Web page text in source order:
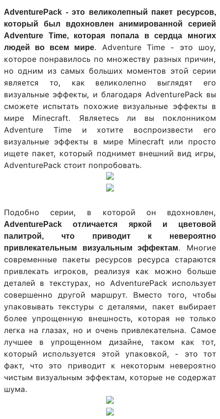
AdventurePack - это великолепный пакет ресурсов,
который был вдохновлен анимированной серией
Adventure Time, которая попала в сердца многих
людей во всем мире. Adventure Time - это шоу,
которое понравилось по множеству разных причин,
но одним из самых больших моментов этой серии
является то, как великолепно выглядят его
визуальные эффекты, и благодаря AdventurePack вы
сможете испытать похожие визуальные эффекты в
мире Minecraft. Являетесь ли вы поклонником
Adventure Time и хотите воспроизвести его
визуальные эффекты в мире Minecraft или просто
ищете пакет, который поднимет внешний вид игры,
AdventurePack стоит попробовать.
Подобно серии, в которой он вдохновлен,
AdventurePack отличается яркой и цветовой
палитрой, что приводит к невероятно
привлекательным визуальным эффектам. Многие
современные пакеты ресурсов ресурса стараются
привлекать игроков, реализуя как можно больше
деталей в текстурах, но AdventurePack использует
совершенно другой маршрут. Вместо того, чтобы
упаковывать текстуры с деталями, пакет выбирает
более упрощенную внешность, которая не только
легка на глазах, но и очень привлекательна. Самое
лучшее в упрощенном дизайне, таком как тот,
который используется этой упаковкой, - это тот
факт, что это приводит к некоторым невероятно
чистым визуальным эффектам, которые не содержат
шума.